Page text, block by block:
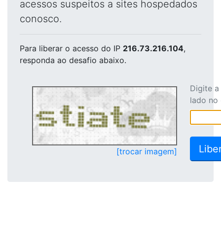
acessos suspeitos a sites hospedados
conosco.
Para liberar o acesso do IP 216.73.216.104,
responda ao desafio abaixo.
[trocar imagem]
Digite
lado no